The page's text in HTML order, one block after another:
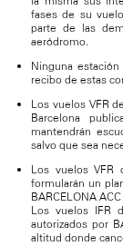
fases de su
parte de las
aeródromo.
Ninguna
recibo de estas
Los vuelos VFR
Barcelona
mantendrán
salvo que sea
Los vuelos VFR
formularán un
BARCELONA
Los vuelos IFR
autorizados por
altitud donde